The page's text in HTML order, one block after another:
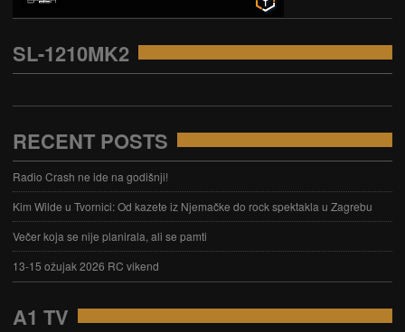
SL-1210MK2
RECENT POSTS
Radio Crash ne ide na godišnji!
Kim Wilde u Tvornici: Od kazete iz Njemačke do rock spektakla u Zagrebu
Večer koja se nije planirala, ali se pamti
13-15 ožujak 2026 RC vikend
A1 TV